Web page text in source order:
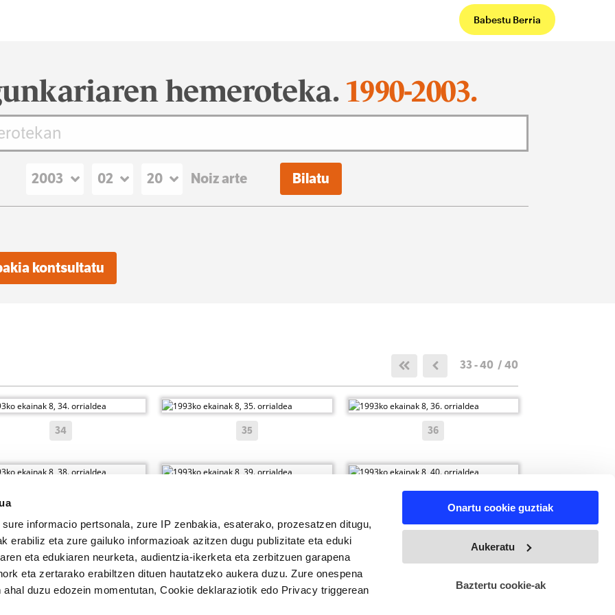
sure informacio pertsonala, zure IP zenbakia, esaterako, prozesatzen ditugu,
erabiliz eta zure gailuko informazioak azitzen dugu publizitate eta eduki
eta edukiaren neurketa, audientzia-ikerketa eta zerbitzuen garapena
eta zertarako erabiltzen dituen hautatzeko aukera duzu. Zure onespena
duzu edozein momentutan, Cookie deklaraziotik edo Privacy triggerean
Onartu cookie guztiak
Aukeratu
Baztertu cookie-ak
Babestu Berria
hemeroteka. 1990-2003.
Noiz arte
33 - 40 / 40
34 35 36
33 - 40 / 40
hemeroteka.